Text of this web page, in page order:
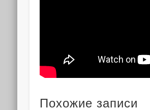
Похожие записи